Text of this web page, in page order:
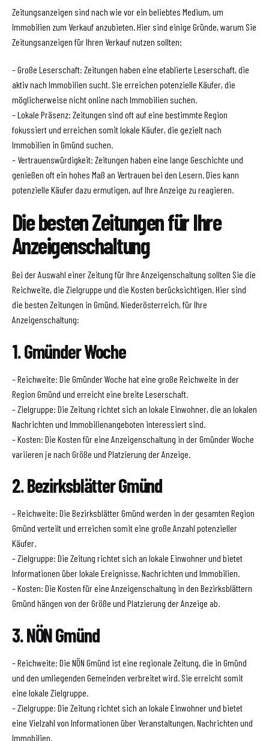
Zeitungsanzeigen sind nach wie vor ein beliebtes Medium, um
Immobilien zum Verkauf anzubieten. Hier sind einige Gründe, warum Sie
Zeitungsanzeigen für Ihren Verkauf nutzen sollten:
– Große Leserschaft: Zeitungen haben eine etablierte Leserschaft, die
aktiv nach Immobilien sucht. Sie erreichen potenzielle Käufer, die
möglicherweise nicht online nach Immobilien suchen.
– Lokale Präsenz: Zeitungen sind oft auf eine bestimmte Region
fokussiert und erreichen somit lokale Käufer, die gezielt nach
Immobilien in Gmünd suchen.
– Vertrauenswürdigkeit: Zeitungen haben eine lange Geschichte und
genießen oft ein hohes Maß an Vertrauen bei den Lesern. Dies kann
potenzielle Käufer dazu ermutigen, auf Ihre Anzeige zu reagieren.
Die besten Zeitungen für Ihre
Anzeigenschaltung
Bei der Auswahl einer Zeitung für Ihre Anzeigenschaltung sollten Sie die
Reichweite, die Zielgruppe und die Kosten berücksichtigen. Hier sind
die besten Zeitungen in Gmünd, Niederösterreich, für Ihre
Anzeigenschaltung:
1. Gmünder Woche
– Reichweite: Die Gmünder Woche hat eine große Reichweite in der
Region Gmünd und erreicht eine breite Leserschaft.
– Zielgruppe: Die Zeitung richtet sich an lokale Einwohner, die an lokalen
Nachrichten und Immobilienangeboten interessiert sind.
– Kosten: Die Kosten für eine Anzeigenschaltung in der Gmünder Woche
variieren je nach Größe und Platzierung der Anzeige.
2. Bezirksblätter Gmünd
– Reichweite: Die Bezirksblätter Gmünd werden in der gesamten Region
Gmünd verteilt und erreichen somit eine große Anzahl potenzieller
Käufer.
– Zielgruppe: Die Zeitung richtet sich an lokale Einwohner und bietet
Informationen über lokale Ereignisse, Nachrichten und Immobilien.
– Kosten: Die Kosten für eine Anzeigenschaltung in den Bezirksblättern
Gmünd hängen von der Größe und Platzierung der Anzeige ab.
3. NÖN Gmünd
– Reichweite: Die NÖN Gmünd ist eine regionale Zeitung, die in Gmünd
und den umliegenden Gemeinden verbreitet wird. Sie erreicht somit
eine lokale Zielgruppe.
– Zielgruppe: Die Zeitung richtet sich an lokale Einwohner und bietet
eine Vielzahl von Informationen über Veranstaltungen, Nachrichten und
Immobilien.